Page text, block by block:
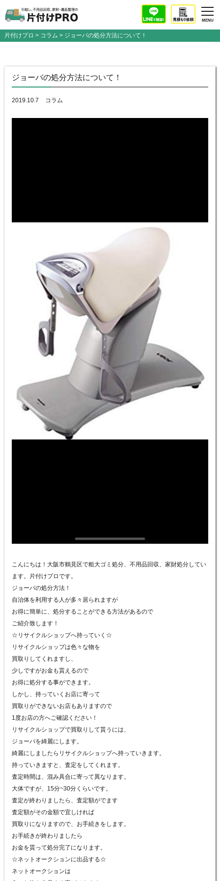
片付けプロ > コラム > ジョーバの処分方法について！
ジョーバの処分方法について！
2019.10.7 コラム
こんにちは！大阪市鶴見区で粗大ゴミ処分、不用品回収、家財処分してい
ます。片付けプロです。
ジョーバの処分方法！
自治体を利用する人が多々居られますが
お得に簡単に、処分することができる方法があるので
ご紹介致します！
☆リサイクルショップへ持っていく☆
リサイクルショップは色々な物を
買取りしてくれますし、
少しですがお金も貰えるので
お得に処分する事ができます。
しかし、持っていくお店に寄って
買取りができないお店もありますので
1度お店の方へご確認ください！
リサイクルショップで買取りして貰うには、
ジョーバを綺麗にします。
綺麗にしましたらリサイクルショップへ持っていきます。
持っていきますと、査定をしてくれます。
査定時間は、混み具合に寄って異なります。
大体ですが、15分~30分くらいです。
査定が終わりましたら、査定額がでます
査定額がその金額で宜しければ
買取りになりますので、お手続きをします。
お手続きが終わりましたら
お金を貰って処分完了になります。
☆ネットオークションに出品する☆
ネットオークションは